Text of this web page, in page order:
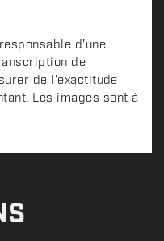
d'une
de
de l'exactitude
Les images sont à